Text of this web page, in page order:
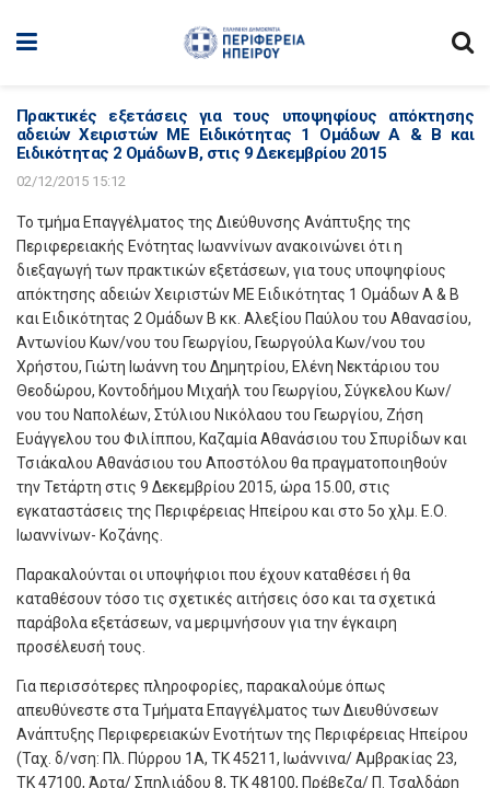
Πρακτικές εξετάσεις για τους υποψηφίους απόκτησης
αδειών Χειριστών ΜΕ Ειδικότητας 1 Ομάδων Α & Β και
Ειδικότητας 2 Ομάδων Β, στις 9 Δεκεμβρίου 2015
02/12/2015 15:12
Το τμήμα Επαγγέλματος της Διεύθυνσης Ανάπτυξης της
Περιφερειακής Ενότητας Ιωαννίνων ανακοινώνει ότι η
διεξαγωγή των πρακτικών εξετάσεων, για τους υποψηφίους
απόκτησης αδειών Χειριστών ΜΕ Ειδικότητας 1 Ομάδων Α & Β
και Ειδικότητας 2 Ομάδων Β κκ. Αλεξίου Παύλου του Αθανασίου,
Αντωνίου Κων/νου του Γεωργίου, Γεωργούλα Κων/νου του
Χρήστου, Γιώτη Ιωάννη του Δημητρίου, Ελένη Νεκτάριου του
Θεοδώρου, Κοντοδήμου Μιχαήλ του Γεωργίου, Σύγκελου Κων/
νου του Ναπολέων, Στύλιου Νικόλαου του Γεωργίου, Ζήση
Ευάγγελου του Φιλίππου, Καζαμία Αθανάσιου του Σπυρίδων και
Τσιάκαλου Αθανάσιου του Αποστόλου θα πραγματοποιηθούν
την Τετάρτη στις 9 Δεκεμβρίου 2015, ώρα 15.00, στις
εγκαταστάσεις της Περιφέρειας Ηπείρου και στο 5ο χλμ. Ε.Ο.
Ιωαννίνων- Κοζάνης.
Παρακαλούνται οι υποψήφιοι που έχουν καταθέσει ή θα
καταθέσουν τόσο τις σχετικές αιτήσεις όσο και τα σχετικά
παράβολα εξετάσεων, να μεριμνήσουν για την έγκαιρη
προσέλευσή τους.
Για περισσότερες πληροφορίες, παρακαλούμε όπως
απευθύνεστε στα Τμήματα Επαγγέλματος των Διευθύνσεων
Ανάπτυξης Περιφερειακών Ενοτήτων της Περιφέρειας Ηπείρου
(Ταχ. δ/νση: Πλ. Πύρρου 1Α, ΤΚ 45211, Ιωάννινα/ Αμβρακίας 23,
ΤΚ 47100, Άρτα/ Σπηλιάδου 8, ΤΚ 48100, Πρέβεζα/ Π. Τσαλδάρη